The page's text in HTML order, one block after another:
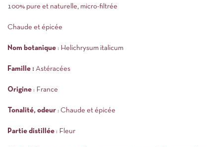
100% pure et naturelle, micro-filtrée
Chaude et épicée
Nom botanique : Helichrysum italicum
Famille : Astéracées
Origine : France
Tonalité, odeur : Chaude et épicée
Partie distillée : Fleur